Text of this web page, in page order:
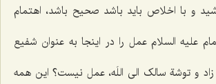
و با اخلاص باید باشد صحیح باشد، اهتمام
علیه السلام عمل را در اینجا به عنوان شفیع
زاد و توشة‌ سالک الی اللَه، عمل نیست؟ این همه